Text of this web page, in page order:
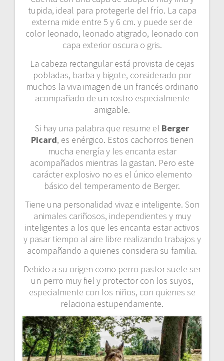
tupida, ideal para protegerle del frío. La capa
externa mide entre 5 y 6 cm. y puede ser de
color leonado, leonado atigrado, leonado con
capa exterior oscura o gris.
La cabeza rectangular está provista de cejas
pobladas, barba y bigote, considerado por
muchos la viva imagen de un francés ordinario
acompañado de un rostro especialmente
amigable.
Si hay una palabra que resume el Berger
Picard, es enérgico. Estos cachorros tienen
mucha energía y les encanta estar
acompañados mientras la gastan. Pero este
carácter explosivo no es el único elemento
básico del temperamento de Berger.
Tiene una personalidad vivaz e inteligente. Son
animales cariñosos, independientes y muy
inteligentes a los que les encanta estar activos
y pasar tiempo al aire libre realizando trabajos y
acompañando a quienes considera su familia.
Debido a su origen como perro pastor suele ser
un perro muy fiel y protector con los suyos,
especialmente con los niños, con quienes se
relaciona estupendamente.